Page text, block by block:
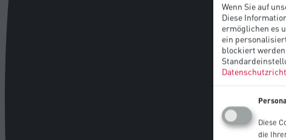
Wenn Sie auf
Diese
ermöglichen es
ein
blockiert
Diese
die